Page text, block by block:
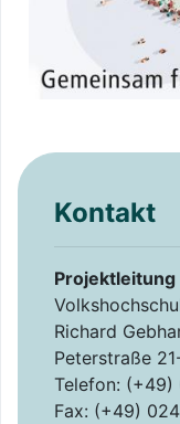
Kontakt
Projektleitung
Richard
Peterstraße
Telefon: (+49)
Fax: (+49)